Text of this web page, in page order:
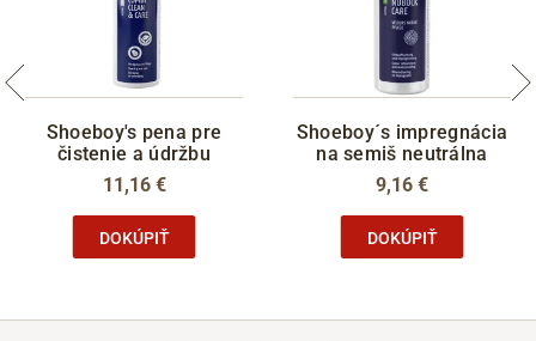
Shoeboy's pena pre
čistenie a údržbu
11,16 €
DOKÚPIŤ
Shoeboy´s impregnácia
na semiš neutrálna
9,16 €
DOKÚPIŤ